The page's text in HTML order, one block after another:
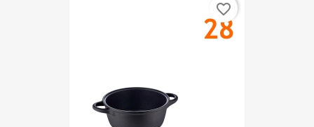
favorite_border